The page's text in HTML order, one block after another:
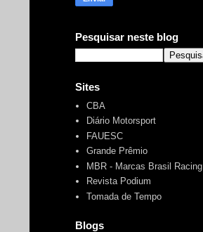
Pesquisar neste blog
Sites
CBA
Diário Motorsport
FAUESC
Grande Prêmio
MBR - Marcas Brasil Racing
Revista Podium
Tomada de Tempo
Blogs